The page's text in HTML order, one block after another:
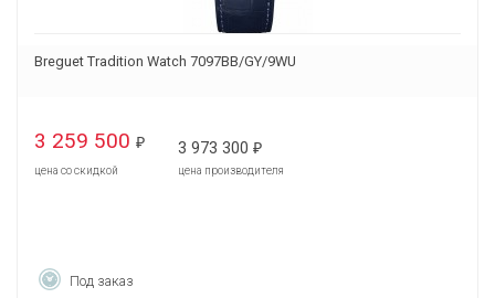
Breguet Tradition Watch 7097BB/GY/9WU
3 259 500 ₽
цена со скидкой
3 973 300 ₽
цена производителя
Под заказ